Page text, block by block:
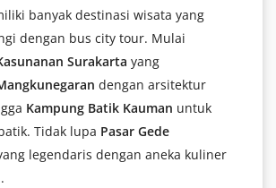
banyak destinasi wisata yang
dengan bus city tour. Mulai
Surakarta yang
dengan arsitektur
Kampung Batik Kauman untuk
Tidak lupa Pasar Gede
legendaris dengan aneka kuliner